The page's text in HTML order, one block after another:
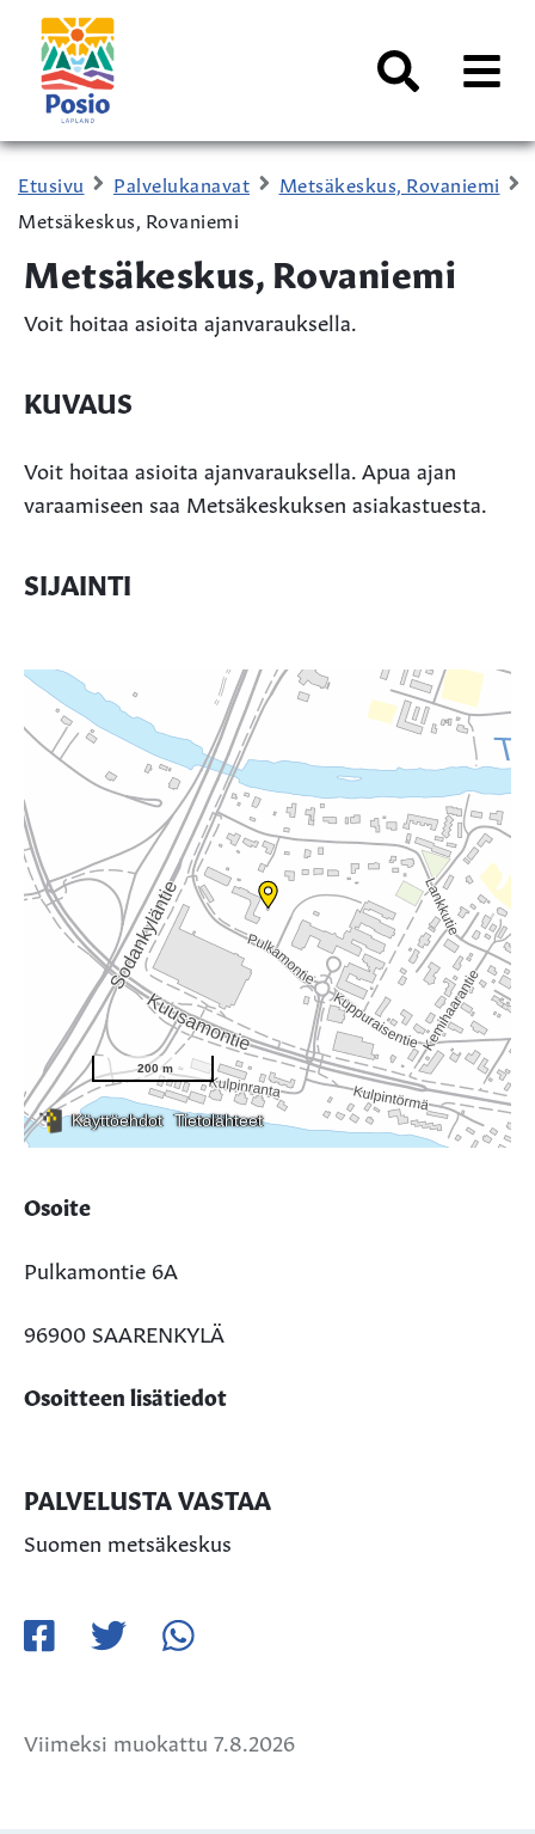
Siirry sisältöön
Kaupungin
logo
AVAA
Etusivu Palvelukanavat
Metsäkeskus, Rovaniemi
Metsäkeskus, Rovaniemi
Metsäkeskus, Rovaniemi
Voit hoitaa asioita ajanvarauksella.
KUVAUS
Voit hoitaa asioita ajanvarauksella. Apua ajan
varaamiseen saa Metsäkeskuksen asiakastuesta.
SIJAINTI
Osoite
Pulkamontie 6A
96900 SAARENKYLÄ
Osoitteen lisätiedot
PALVELUSTA VASTAA
Suomen metsäkeskus
Viimeksi muokattu 7.8.2026